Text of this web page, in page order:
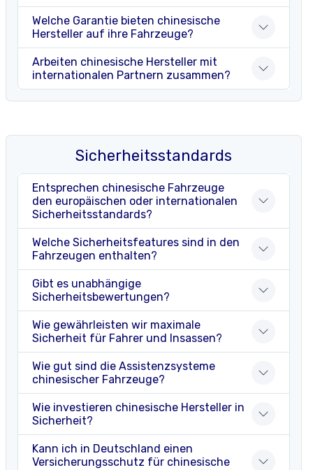
Welche Garantie bieten chinesische
Hersteller auf ihre Fahrzeuge?
Arbeiten chinesische Hersteller mit
internationalen Partnern zusammen?
Sicherheitsstandards
Entsprechen chinesische Fahrzeuge
den europäischen oder internationalen
Sicherheitsstandards?
Welche Sicherheitsfeatures sind in den
Fahrzeugen enthalten?
Gibt es unabhängige
Sicherheitsbewertungen?
Wie gewährleisten wir maximale
Sicherheit für Fahrer und Insassen?
Wie gut sind die Assistenzsysteme
chinesischer Fahrzeuge?
Wie investieren chinesische Hersteller in
Sicherheit?
Kann ich in Deutschland einen
Versicherungsschutz für chinesische